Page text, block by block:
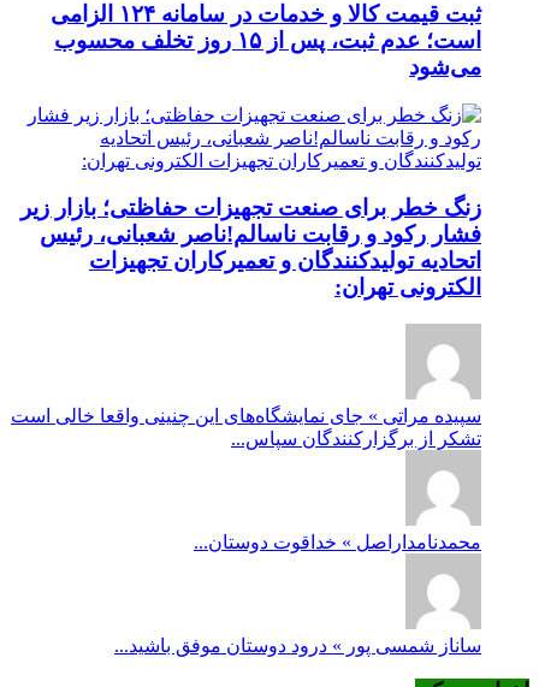
ثبت قیمت کالا و خدمات در سامانه ۱۲۴ الزامی
است؛ عدم ثبت، پس از ۱۵ روز تخلف محسوب
می‌شود
زنگ خطر برای صنعت تجهیزات حفاظتی؛ بازار زیر
فشار رکود و رقابت ناسالم!ناصر شعبانی، رئیس
اتحادیه تولیدکنندگان و تعمیرکاران تجهیزات
الکترونی تهران:
سپیده مراتی » جای نمایشگاه‌های این چنینی واقعا خالی است
تشکر از برگزارکنندگان سپاس...
محمدنامداراصل » خداقوت دوستان...
ساناز شمسی پور » درود دوستان موفق باشید...